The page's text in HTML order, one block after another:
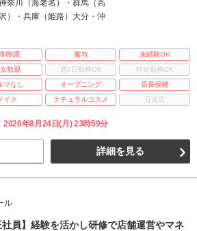
奈川（海老名）・群馬（高
）・兵庫（姫路）大分・沖
制度 賞与
未経験OK
歓迎 週3日勤務OK
時短勤務OK
マなし オープニング
店長候補
イク ナチュラルコスメ 百貨店
2026年8月24日(月) 23時59分
詳細を見る
ル
社員】経験を活かし研修で店舗運営やマネ